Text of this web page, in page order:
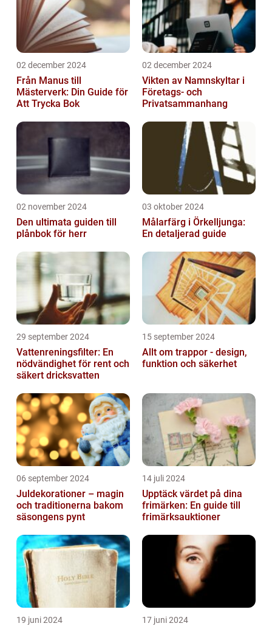
02 december 2024
Från Manus till
Mästerverk: Din Guide för
Att Trycka Bok
02 december 2024
Vikten av Namnskyltar i
Företags- och
Privatsammanhang
02 november 2024
Den ultimata guiden till
plånbok för herr
03 oktober 2024
Målarfärg i Örkelljunga:
En detaljerad guide
29 september 2024
Vattenreningsfilter: En
nödvändighet för rent och
säkert dricksvatten
15 september 2024
Allt om trappor - design,
funktion och säkerhet
06 september 2024
Juldekorationer – magin
och traditionerna bakom
säsongens pynt
14 juli 2024
Upptäck värdet på dina
frimärken: En guide till
frimärksauktioner
19 juni 2024 17 juni 2024